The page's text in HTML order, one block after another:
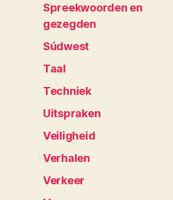
Spreekwoorden en
gezegden
Súdwest
Taal
Techniek
Uitspraken
Veiligheid
Verhalen
Verkeer